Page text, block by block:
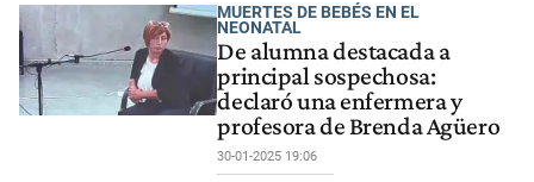
MUERTES DE BEBÉS EN EL
NEONATAL
De alumna destacada a
principal sospechosa:
declaró una enfermera y
profesora de Brenda Agüero
30-01-2025 19:06